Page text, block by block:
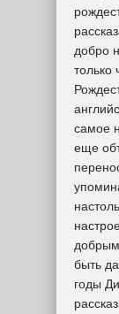
добро
только
самое
еще
быть
годы